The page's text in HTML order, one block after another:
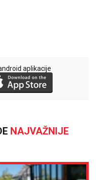
aplikacije
NAJVAŽNIJE